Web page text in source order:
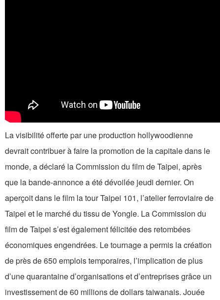
La visibilité offerte par une production hollywoodienne
devrait contribuer à faire la promotion de la capitale dans le
monde, a déclaré la Commission du film de Taipei, après
que la bande-annonce a été dévoilée jeudi dernier. On
aperçoit dans le film la tour Taipei 101, l’atelier ferroviaire de
Taipei et le marché du tissu de Yongle. La Commission du
film de Taipei s’est également félicitée des retombées
économiques engendrées. Le tournage a permis la création
de près de 650 emplois temporaires, l’implication de plus
d’une quarantaine d’organisations et d’entreprises grâce un
investissement de 60 millions de dollars taiwanais. Jouée